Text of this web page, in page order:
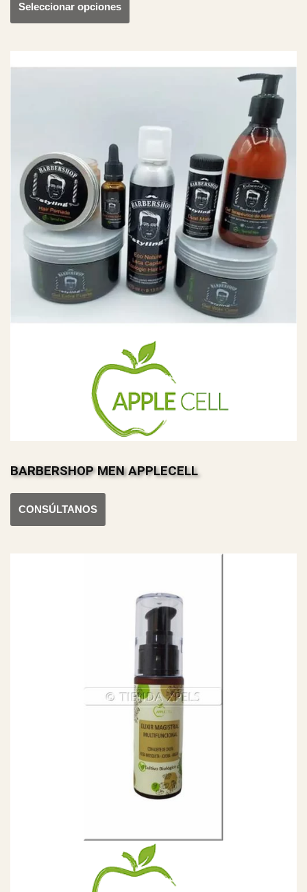
Seleccionar opciones
BARBERSHOP MEN APPLECELL
CONSÚLTANOS